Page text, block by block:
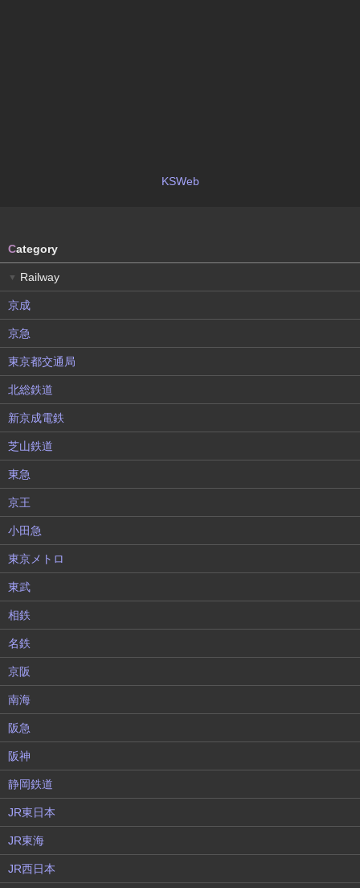
KSWeb
Category
▼ Railway
京成
京急
東京都交通局
北総鉄道
新京成電鉄
芝山鉄道
東急
京王
小田急
東京メトロ
東武
相鉄
名鉄
京阪
南海
阪急
阪神
静岡鉄道
JR東日本
JR東海
JR西日本